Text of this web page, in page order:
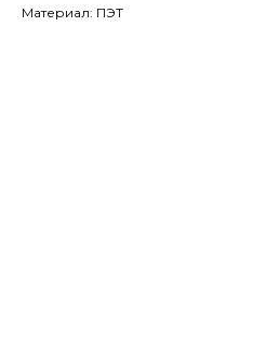
Материал: ПЭТ